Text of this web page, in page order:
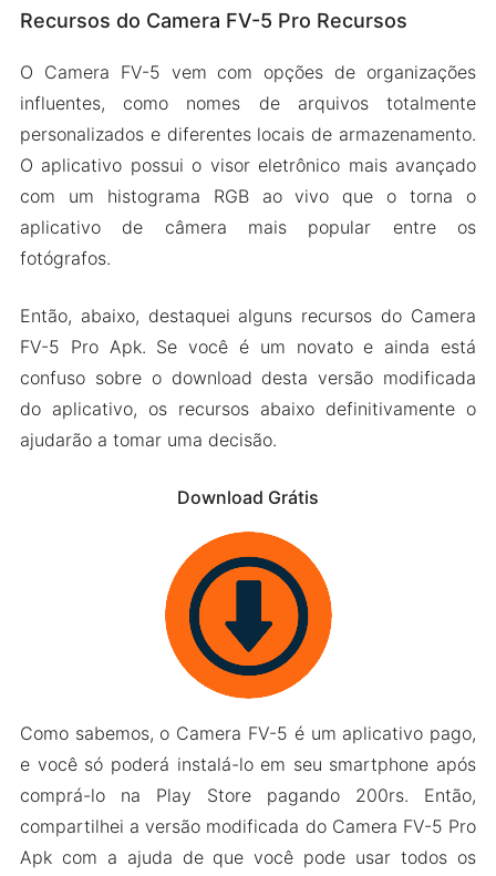
Recursos do Camera FV-5 Pro Recursos
O Camera FV-5 vem com opções de organizações
influentes, como nomes de arquivos totalmente
personalizados e diferentes locais de armazenamento.
O aplicativo possui o visor eletrônico mais avançado
com um histograma RGB ao vivo que o torna o
aplicativo de câmera mais popular entre os
fotógrafos.
Então, abaixo, destaquei alguns recursos do Camera
FV-5 Pro Apk. Se você é um novato e ainda está
confuso sobre o download desta versão modificada
do aplicativo, os recursos abaixo definitivamente o
ajudarão a tomar uma decisão.
Download Grátis
Como sabemos, o Camera FV-5 é um aplicativo pago,
e você só poderá instalá-lo em seu smartphone após
comprá-lo na Play Store pagando 200rs. Então,
compartilhei a versão modificada do Camera FV-5 Pro
Apk com a ajuda de que você pode usar todos os